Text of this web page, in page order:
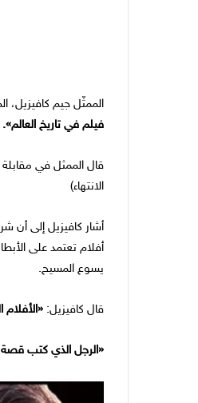
الممثّل جيم كافيزيل،
فيلم في تاريخ العالم»
.
قال الممثل في
الانتهاء)
أشار كافيزيل إلى أن
أفلام تعتمد على
يسوع المسيح.
قال كافيزيل:
«الرجل الذي كتب